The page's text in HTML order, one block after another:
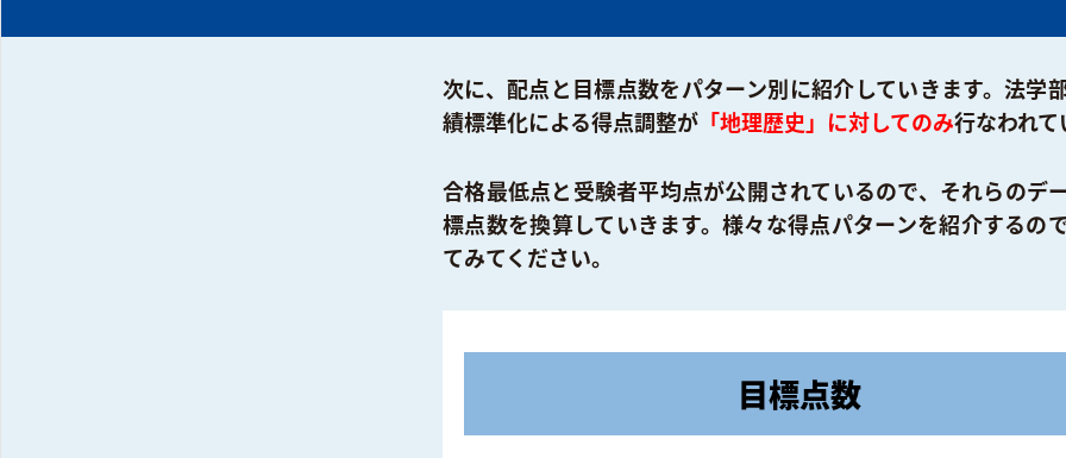
次に、配点と目標点数をパターン別に紹介していきます。法学
績標準化による得点調整が 「地理歴史」に対してのみ行なわれて
合格最低点と受験者平均点が公開されているので、それらのデ
標点数を換算していきます。様々な得点パターンを紹介するの
てみてください。
目標点数